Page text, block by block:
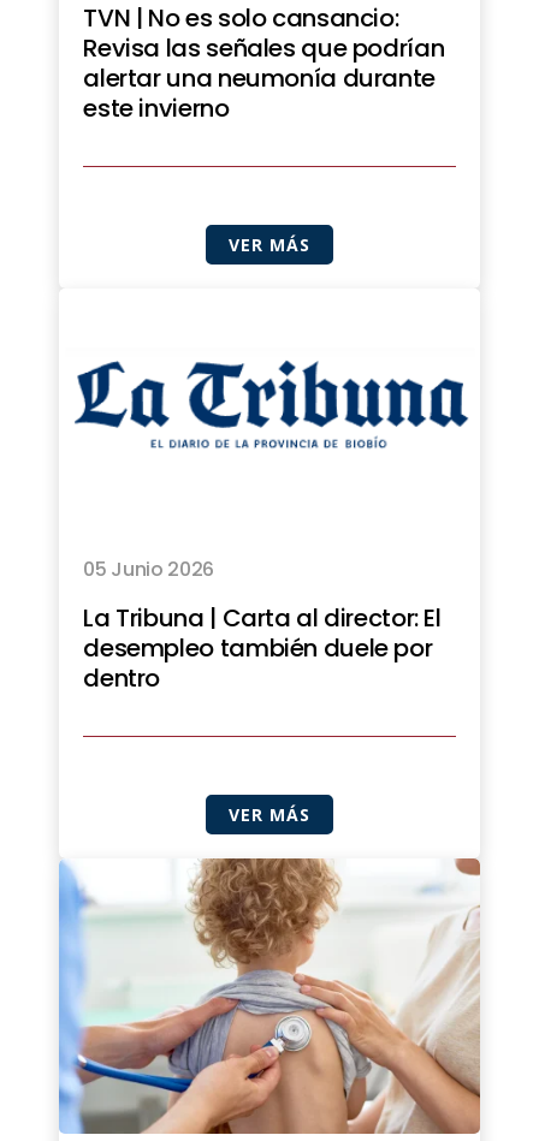
TVN | No es solo cansancio:
Revisa las señales que podrían
alertar una neumonía durante
este invierno
VER MÁS
05 Junio 2026
La Tribuna | Carta al director: El
desempleo también duele por
dentro
VER MÁS